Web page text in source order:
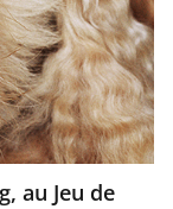
au Jeu de